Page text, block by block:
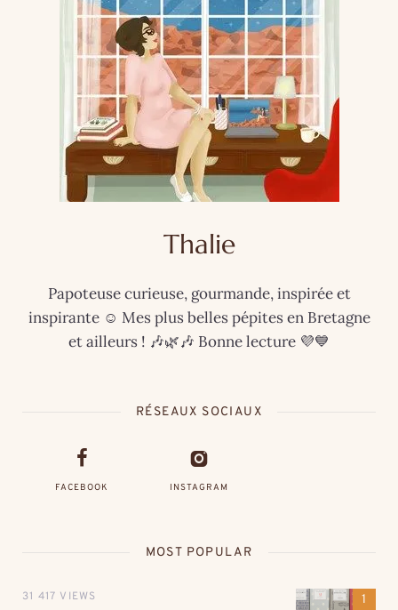
Thalie
Papoteuse curieuse, gourmande, inspirée et
inspirante ☺️ Mes plus belles pépites en Bretagne
et ailleurs ! 🎶🌿🎶 Bonne lecture 💜💙
RÉSEAUX SOCIAUX
FACEBOOK INSTAGRAM
MOST POPULAR
31 417 VIEWS